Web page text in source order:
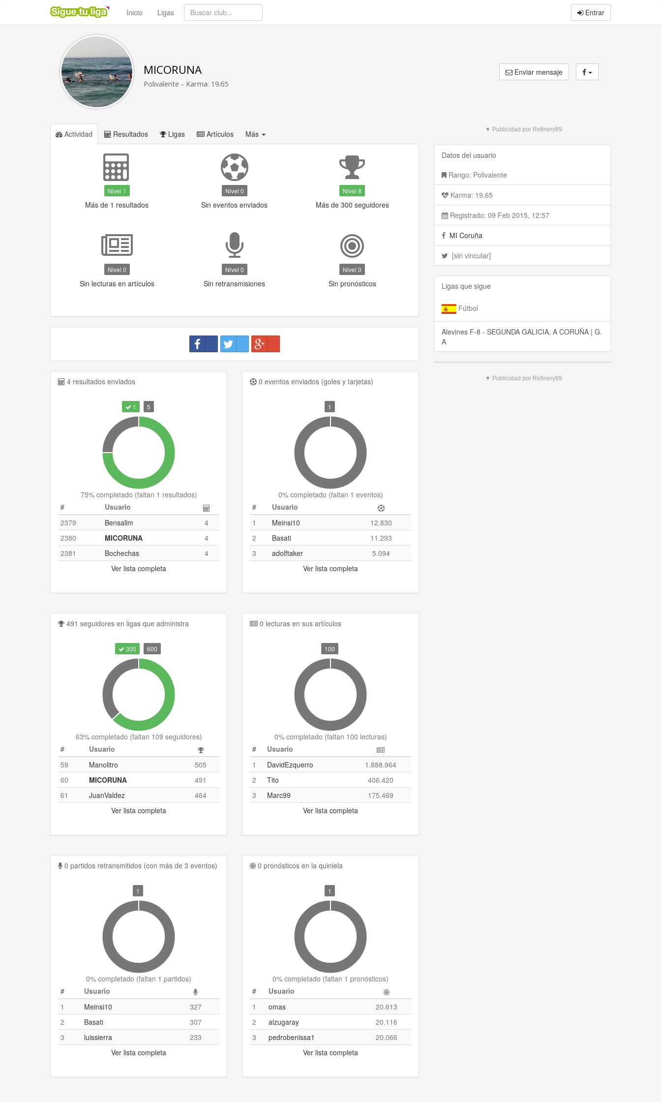
Inicio Ligas Entrar
MICORUNA
Polivalente - Karma: 19.65
Enviar mensaje
Actividad Resultados Ligas Artículos Más
Nivel 1
Más de 1 resultados
Nivel 0
Sin eventos enviados
Nivel 8
Más de 300 seguidores
Nivel 0
Sin lecturas en artículos
Nivel 0
Sin retransmisiones
Nivel 0
Sin pronósticos
4 resultados enviados
1 5
75% completado (faltan 1 resultados)
#
Usuario
2379
Bensalim
4
2380
MICORUNA
4
2381
Bochechas
4
Ver lista completa
0 eventos enviados (goles y tarjetas)
1
0% completado (faltan 1 eventos)
#
Usuario
1
Meinsi10
12.830
2
Basati
11.293
3
adolftaker
5.094
Ver lista completa
491 seguidores en ligas que administra
300 600
63% completado (faltan 109 seguidores)
#
Usuario
59
Manolitro
505
60
MICORUNA
491
61
JuanValdez
464
Ver lista completa
0 lecturas en sus artículos
100
0% completado (faltan 100 lecturas)
#
Usuario
1
DavidEzquerro
1.888.964
2
Tito
406.420
3
Marc99
175.469
Ver lista completa
0 partidos retransmitidos (con más de 3 eventos)
1
0% completado (faltan 1 partidos)
#
Usuario
1
Meinsi10
327
2
Basati
307
3
luissierra
233
Ver lista completa
0 pronósticos en la quiniela
1
0% completado (faltan 1 pronósticos)
#
Usuario
1
omas
20.613
2
alzugaray
20.116
3
pedrobenissa1
20.066
Ver lista completa
▼ Publicidad por Refinery89
Datos del usuario
Rango: Polivalente
Karma: 19.65
Registrado: 09 Feb 2015, 12:57
MI Coruña
[sin vincular]
Ligas que sigue
Fútbol
Alevines F-8 - SEGUNDA GALICIA, A CORUÑA | G.
A
▼ Publicidad por Refinery89